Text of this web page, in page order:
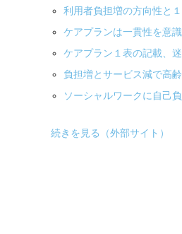
利用者負担増の方向性と
ケアプランは一貫性を意
ケアプラン１表の記載、
負担増とサービス減で高
ソーシャルワークに自己
続きを見る（外部サイト）